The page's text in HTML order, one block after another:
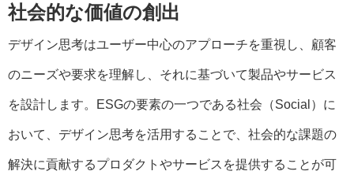
社会的な価値の創出
デザイン思考はユーザー中心のアプローチを重視し、顧客
のニーズや要求を理解し、それに基づいて製品やサービス
を設計します。ESGの要素の一つである社会（Social）に
おいて、デザイン思考を活用することで、社会的な課題の
解決に貢献するプロダクトやサービスを提供することが可